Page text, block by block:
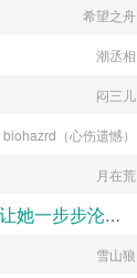
希望之舟
潮丞相
闷三儿
biohazrd（心伤遗憾）
月在荒
将拒绝了我的学姐催眠，让她一步步沦陷为我的母狗（把背叛自己的学姐变成对自己忠心耿耿的母狗）
jiuliang
雪山狼